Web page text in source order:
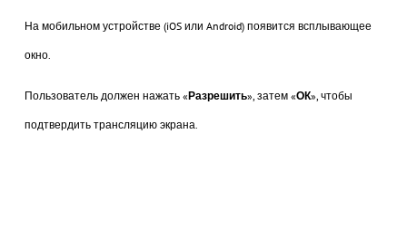
На мобильном устройстве (iOS или Android) появится всплывающее
окно.
Пользователь должен нажать «Разрешить», затем «ОК», чтобы
подтвердить трансляцию экрана.